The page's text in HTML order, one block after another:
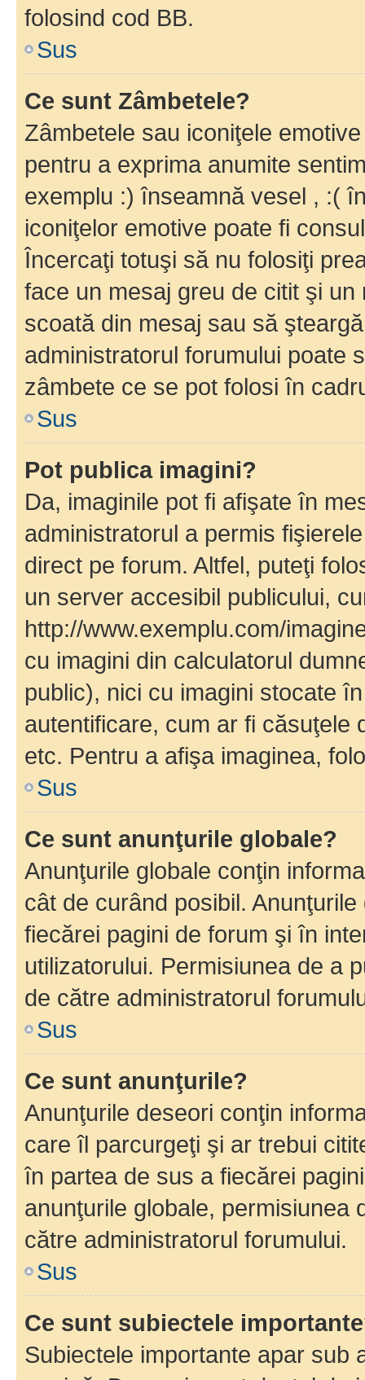
folosind cod BB.
Sus
Ce sunt Zâmbetele?
Zâmbetele sau iconiţele
pentru a exprima anumite
exemplu :) înseamnă vesel , :(
iconiţelor emotive poate fi
Încercaţi totuşi să nu folosiţi
face un mesaj greu de citit şi
scoată din mesaj sau să
administratorul forumului poate
zâmbete ce se pot folosi în
Sus
Pot publica imagini?
Da, imaginile pot fi afişate în
administratorul a permis
direct pe forum. Altfel, puteţi
un server accesibil publicului,
http://www.exemplu.com/
cu imagini din calculatorul
public), nici cu imagini stocate
autentificare, cum ar fi căsuţele
etc. Pentru a afişa imaginea,
Sus
Ce sunt anunţurile globale?
Anunţurile globale conţin
cât de curând posibil.
fiecărei pagini de forum şi în
utilizatorului. Permisiunea de a
de către administratorul
Sus
Ce sunt anunţurile?
Anunţurile deseori conţin
care îl parcurgeţi şi ar trebui
în partea de sus a fiecărei
anunţurile globale, permisiunea
către administratorul forumului.
Sus
Ce sunt subiectele
Subiectele importante apar sub